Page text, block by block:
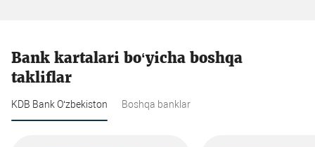
Bank kartalari bo‘yicha boshqa
takliflar
KDB Bank O‘zbekiston Boshqa banklar